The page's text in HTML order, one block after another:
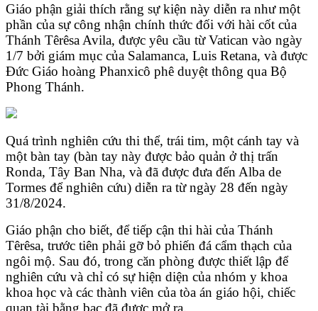
Giáo phận giải thích rằng sự kiện này diễn ra như một
phần của sự công nhận chính thức đối với hài cốt của
Thánh Têrêsa Avila, được yêu cầu từ Vatican vào ngày
1/7 bởi giám mục của Salamanca, Luis Retana, và được
Đức Giáo hoàng Phanxicô phê duyệt thông qua Bộ
Phong Thánh.
Quá trình nghiên cứu thi thể, trái tim, một cánh tay và
một bàn tay (bàn tay này được bảo quản ở thị trấn
Ronda, Tây Ban Nha, và đã được đưa đến Alba de
Tormes để nghiên cứu) diễn ra từ ngày 28 đến ngày
31/8/2024.
Giáo phận cho biết, để tiếp cận thi hài của Thánh
Têrêsa, trước tiên phải gỡ bỏ phiến đá cẩm thạch của
ngôi mộ. Sau đó, trong căn phòng được thiết lập để
nghiên cứu và chỉ có sự hiện diện của nhóm y khoa
khoa học và các thành viên của tòa án giáo hội, chiếc
quan tài bằng bạc đã được mở ra.